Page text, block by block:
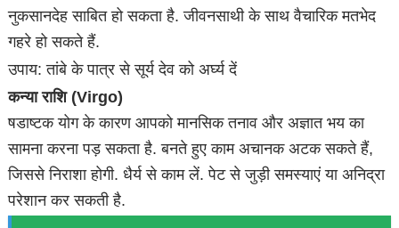
नुकसानदेह साबित हो सकता है. जीवनसाथी के साथ वैचारिक मतभेद
गहरे हो सकते हैं.
उपाय: तांबे के पात्र से सूर्य देव को अर्घ्य दें
कन्या राशि (Virgo)
षडाष्टक योग के कारण आपको मानसिक तनाव और अज्ञात भय का
सामना करना पड़ सकता है. बनते हुए काम अचानक अटक सकते हैं,
जिससे निराशा होगी. धैर्य से काम लें. पेट से जुड़ी समस्याएं या अनिद्रा
परेशान कर सकती है.